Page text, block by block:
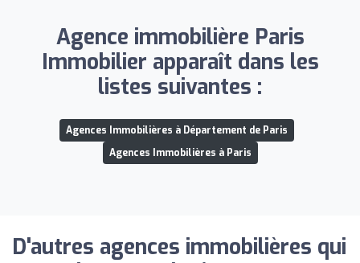
Agence immobilière Paris
Immobilier apparaît dans les
listes suivantes :
Agences Immobilières à Département de Paris
Agences Immobilières à Paris
D'autres agences immobilières qui